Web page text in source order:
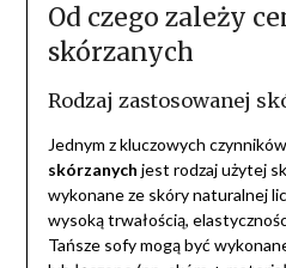
Od czego zależy
skórzanych
Rodzaj zastosowanej
Jednym z kluczowych
skórzanych jest rodzaj użytej
wykonane ze skóry naturalnej
wysoką trwałością,
Tańsze sofy mogą być